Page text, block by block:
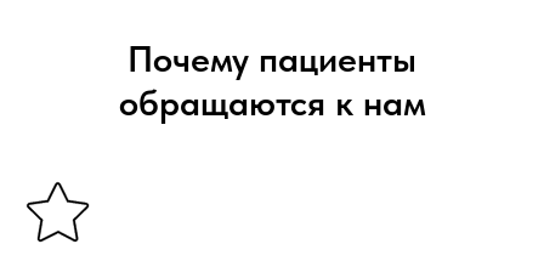
Почему пациенты
обращаются к нам